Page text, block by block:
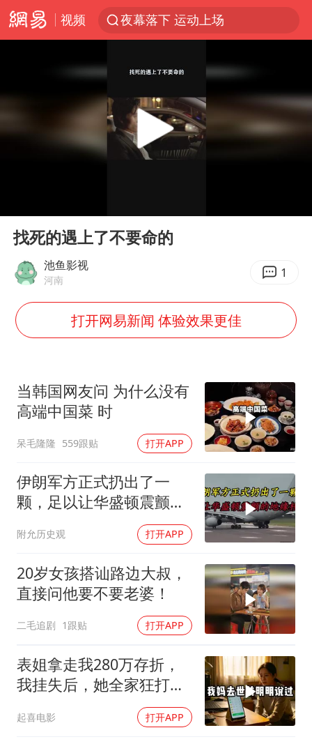
视频
夜幕落下 运动上场
改名后的“青海拉面”店
勒沃库森U17主帅盛赞赵松源
台军“汉光秀”开场闹剧多
“不建议大家买深色蛋糕”
男子结婚8年3个女儿均非亲生
985博士后被曝在妻子孕期出轨后续
公司“上四休三”但要降薪1000元
47岁妈妈突然产女 26岁女儿：很震惊
如何把百年大党建设得更加坚强有力？
Play
找死的遇上了不要命的
池鱼影视
河南 1
打开网易新闻 体验效果更佳
当韩国网友问 为什么没有
高端中国菜 时
呆毛隆隆 559跟贴 打开APP
伊朗军方正式扔出了一
颗，足以让华盛顿震颤的
附允历史观 打开APP
20岁女孩搭讪路边大叔，
直接问他要不要老婆！
二毛追剧 1跟贴 打开APP
表姐拿走我280万存折，
我挂失后，她全家狂打
起喜电影 打开APP